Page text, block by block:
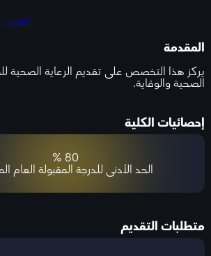
المقدمة
يركز هذا التخصص على تقديم الرعاية الصحية
الصحية والوقاية.
إحصائيات الكلية
80 %
الحد الأدنى للدرجة المقبولة العام
متطلبات التقديم